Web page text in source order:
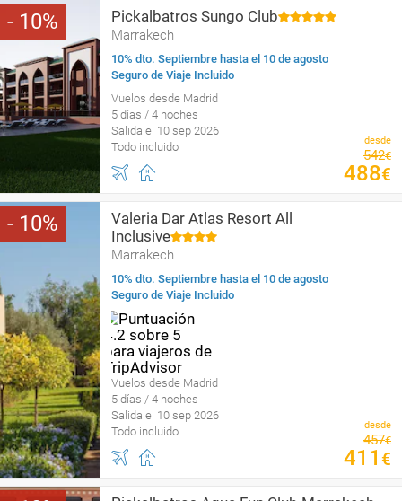
10 Pickalbatros Sungo Club
Marrakech
10% dto. Septiembre hasta el 10 de agosto
Seguro de Viaje Incluido
Vuelos desde Madrid
5 días / 4 noches
Salida el 10 sep 2026
Todo incluido
desde
542€
488€
10
Valeria Dar Atlas Resort All
Inclusive
Marrakech
10% dto. Septiembre hasta el 10 de agosto
Seguro de Viaje Incluido
Vuelos desde Madrid
5 días / 4 noches
Salida el 10 sep 2026
Todo incluido
desde
457€
411 €